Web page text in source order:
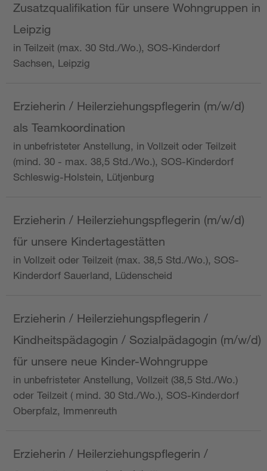
Zusatzqualifikation für unsere Wohngruppen in
Leipzig
in Teilzeit (max. 30 Std./Wo.), SOS-Kinderdorf
Sachsen, Leipzig
Erzieherin / Heilerziehungspflegerin (m/w/d)
als Teamkoordination
in unbefristeter Anstellung, in Vollzeit oder Teilzeit
(mind. 30 - max. 38,5 Std./Wo.), SOS-Kinderdorf
Schleswig-Holstein, Lütjenburg
Erzieherin / Heilerziehungspflegerin (m/w/d)
für unsere Kindertagestätten
in Vollzeit oder Teilzeit (max. 38,5 Std./Wo.), SOS-
Kinderdorf Sauerland, Lüdenscheid
Erzieherin / Heilerziehungspflegerin /
Kindheitspädagogin / Sozialpädagogin (m/w/d)
für unsere neue Kinder-Wohngruppe
in unbefristeter Anstellung, Vollzeit (38,5 Std./Wo.)
oder Teilzeit ( mind. 30 Std./Wo.), SOS-Kinderdorf
Oberpfalz, Immenreuth
Erzieherin / Heilerziehungspflegerin /